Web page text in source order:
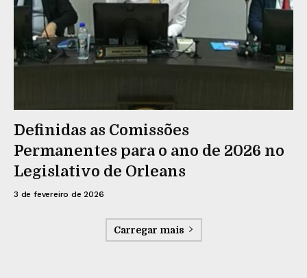
Definidas as Comissões
Permanentes para o ano de 2026 no
Legislativo de Orleans
3 de fevereiro de 2026
Carregar mais